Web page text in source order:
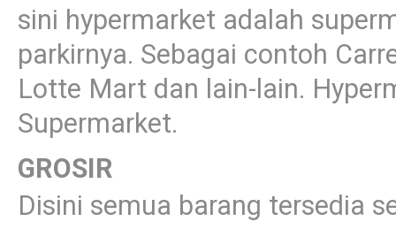
sini hypermarket adalah
parkirnya. Sebagai contoh
Lotte Mart dan lain-lain.
Supermarket.
GROSIR
Disini semua barang tersedia